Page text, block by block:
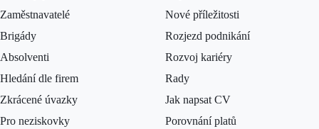
Zaměstnavatelé
Brigády
Absolventi
Hledání dle firem
Zkrácené úvazky
Pro neziskovky
Nové příležitosti
Rozjezd podnikání
Rozvoj kariéry
Rady
Jak napsat CV
Porovnání platů